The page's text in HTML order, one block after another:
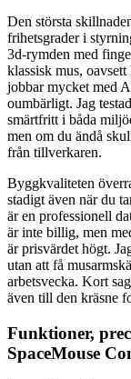
Den största
frihetsgrader i
3d-rymden med
klassisk mus,
jobbar mycket med
oumbärligt. Jag
smärtfritt i båda
men om du ändå
från tillverkaren.
Byggkvaliteten
stadigt även när du
är en professionell
är inte billig, men
är prisvärdet högt.
utan att få
arbetsvecka. Kort
även till den kräsne
Funktioner,
SpaceMouse